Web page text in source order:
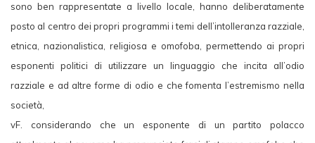
sono ben rappresentate a livello locale, hanno deliberatamente
posto al centro dei propri programmi i temi dell’intolleranza razziale,
etnica, nazionalistica, religiosa e omofoba, permettendo ai propri
esponenti politici di utilizzare un linguaggio che incita all’odio
razziale e ad altre forme di odio e che fomenta l’estremismo nella
società,
vF. considerando che un esponente di un partito polacco